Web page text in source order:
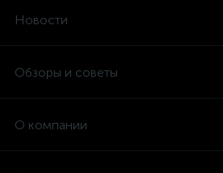
Новости
Обзоры и советы
О компании